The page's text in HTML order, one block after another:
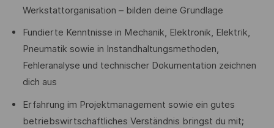
Werkstattorganisation – bilden deine Grundlage
Fundierte Kenntnisse in Mechanik, Elektronik, Elektrik,
Pneumatik sowie in Instandhaltungsmethoden,
Fehleranalyse und technischer Dokumentation zeichnen
dich aus
Erfahrung im Projektmanagement sowie ein gutes
betriebswirtschaftliches Verständnis bringst du mit;